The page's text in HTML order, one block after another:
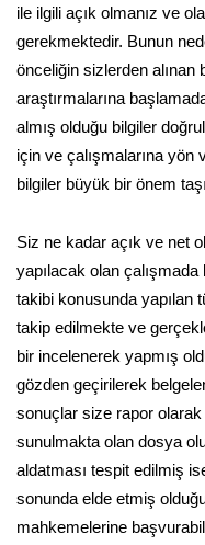
ile ilgili açık olmanız ve
gerekmektedir. Bunun
önceliğin sizlerden alınan
araştırmalarına
almış olduğu bilgiler
için ve çalışmalarına yön
bilgiler büyük bir önem
Siz ne kadar açık ve net
yapılacak olan
takibi konusunda yapılan
takip edilmekte ve
bir incelenerek yapmış
gözden geçirilerek
sonuçlar size rapor
sunulmakta olan dosya
aldatması tespit edilmiş
sonunda elde etmiş
mahkemelerine